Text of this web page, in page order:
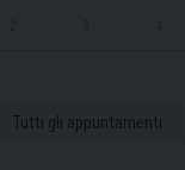
Tutti gli appuntamenti